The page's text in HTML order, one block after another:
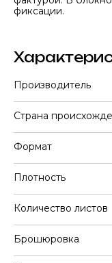
фиксации.
Производитель
Страна
Формат
Плотность
Количество листов
Брошюровка